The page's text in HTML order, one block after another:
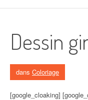
Dessin
dans Coloriage
[google_cloaking]